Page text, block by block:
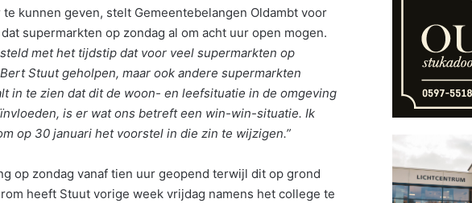
kunnen geven, stelt Gemeentebelangen Oldambt voor
supermarkten op zondag al om acht uur open mogen.
met het tijdstip dat voor veel supermarkten op
Stuut geholpen, maar ook andere supermarkten
in te zien dat dit de woon- en leefsituatie in de omgeving
is er wat ons betreft een win-win-situatie. Ik
op 30 januari het voorstel in die zin te wijzigen.”
op zondag vanaf tien uur geopend terwijl dit op grond
heeft Stuut vorige week vrijdag namens het college te